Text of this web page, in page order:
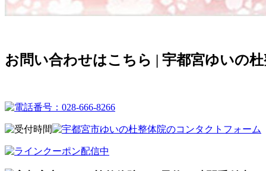
お問い合わせはこちら | 宇都宮ゆいの